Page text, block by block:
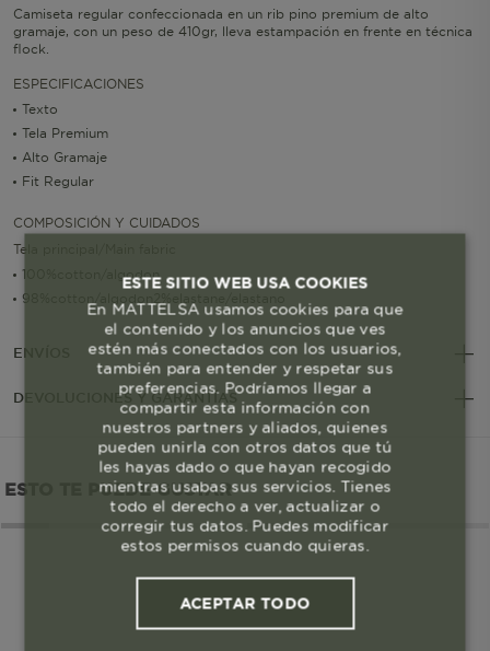
Camiseta regular confeccionada en un rib pino premium de alto
gramaje, con un peso de 410gr, lleva estampación en frente en técnica
flock.
ESPECIFICACIONES
Texto
Tela Premium
Alto Gramaje
Fit Regular
COMPOSICIÓN Y CUIDADOS
Tela principal/Main fabric
100%cotton/algodon
98%cotton/algodon2%elastane/elastano
ENVÍOS
DEVOLUCIONES Y GARANTÍAS
ESTO TE PUEDE GUSTAR
ESTE SITIO WEB USA COOKIES
En MATTELSA usamos cookies para que
el contenido y los anuncios que ves
estén más conectados con los usuarios,
también para entender y respetar sus
preferencias. Podríamos llegar a
compartir esta información con
nuestros partners y aliados, quienes
pueden unirla con otros datos que tú
les hayas dado o que hayan recogido
mientras usabas sus servicios. Tienes
todo el derecho a ver, actualizar o
corregir tus datos. Puedes modificar
estos permisos cuando quieras.
ACEPTAR TODO